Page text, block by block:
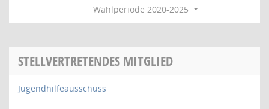
Wahlperiode 2020-2025
STELLVERTRETENDES MITGLIED
Jugendhilfeausschuss